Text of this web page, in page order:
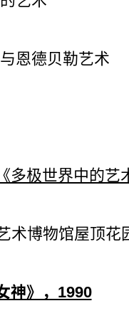
恩德贝勒艺术
多极世界中的艺
术博物馆屋顶花
神》，1990